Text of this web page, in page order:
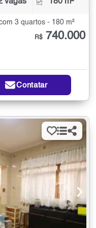
3 quartos - 180 m²
R$ 740.000
Contatar